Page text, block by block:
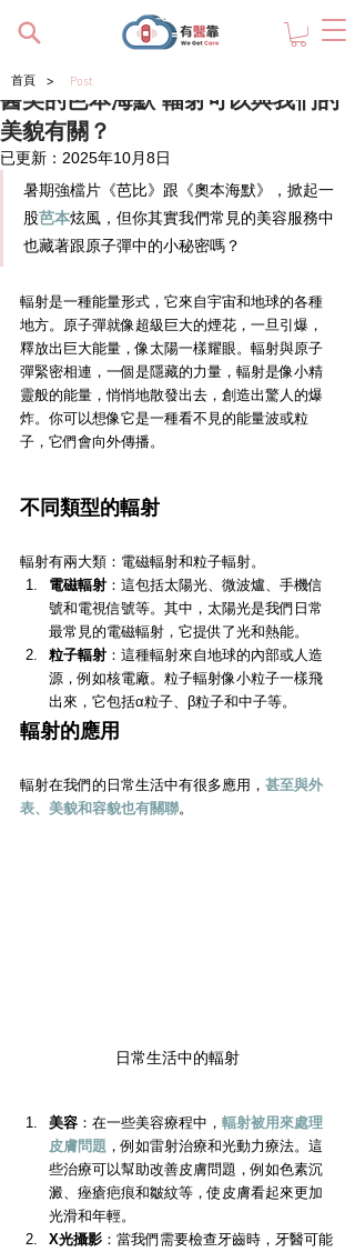
醫美的芭本海默 輻射可以與我們的
美貌有關？
已更新： 2025年10月8日
暑期強檔片《芭比》跟《奧本海默》，掀起一
股芭本炫風，但你其實我們常見的美容服務中
也藏著跟原子彈中的小秘密嗎？
輻射是一種能量形式，它來自宇宙和地球的各種
地方。原子彈就像超級巨大的煙花，一旦引爆，
釋放出巨大能量，像太陽一樣耀眼。輻射與原子
彈緊密相連，一個是隱藏的力量，輻射是像小精
靈般的能量，悄悄地散發出去，創造出驚人的爆
炸。你可以想像它是一種看不見的能量波或粒
子，它們會向外傳播。
不同類型的輻射
輻射有兩大類：電磁輻射和粒子輻射。
電磁輻射 ：這包括太陽光、微波爐、手機信
號和電視信號等。其中，太陽光是我們日常
最常見的電磁輻射，它提供了光和熱能。
粒子輻射 ：這種輻射來自地球的內部或人造
源，例如核電廠。粒子輻射像小粒子一樣飛
出來，它包括α粒子、β粒子和中子等。
輻射的應用
輻射在我們的日常生活中有很多應用， 甚至與外
表、美貌和容貌也有關聯。
日常生活中的輻射
美容 ：在一些美容療程中， 輻射被用來處理
皮膚問題 ，例如雷射治療和光動力療法。這
些治療可以幫助改善皮膚問題，例如色素沉
澱、痤瘡疤痕和皺紋等，使皮膚看起來更加
光滑和年輕。
X光攝影 ：當我們需要檢查牙齒時，牙醫可能
首頁 > Post